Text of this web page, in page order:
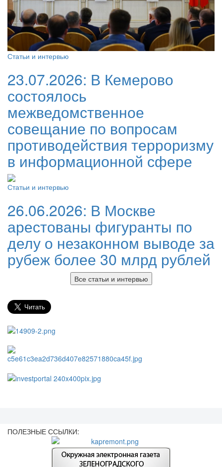
Статьи и интервью
23.07.2026: В Кемерово
состоялось
межведомственное
совещание по вопросам
противодействия терроризму
в информационной сфере
Статьи и интервью
26.06.2026: В Москве
арестованы фигуранты по
делу о незаконном выводе за
рубеж более 30 млрд рублей
Все статьи и интервью
ПОЛЕЗНЫЕ ССЫЛКИ: